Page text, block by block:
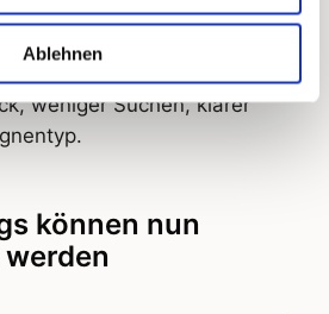
Ablehnen
weniger Suchen, klarer
können nun